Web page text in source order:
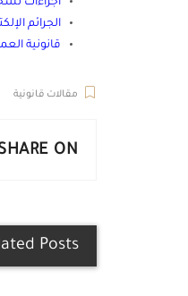
اجراءات
الجرائم
قانونية
مقالات قانونية
ON
Posts